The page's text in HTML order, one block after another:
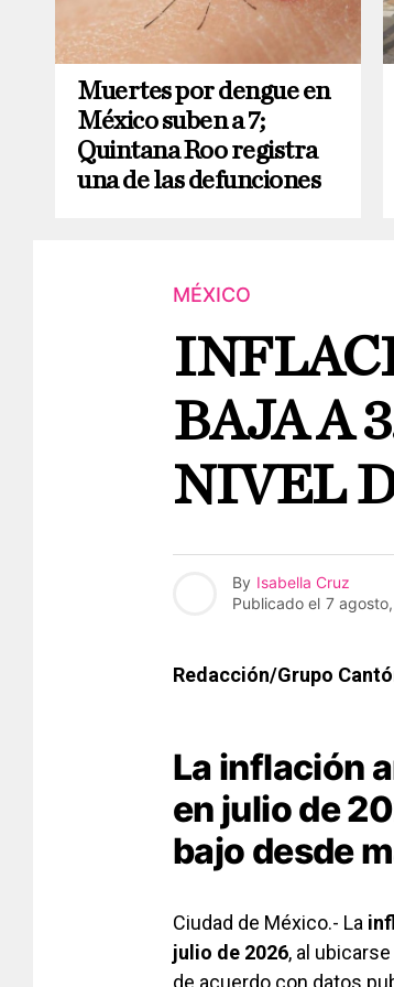
Muertes por dengue en
México suben a 7;
Quintana Roo registra
una de las defunciones
MÉXICO
BAJA A
NIVEL
By Isabella Cruz
Publicado el 7
Redacción/Grupo
La inflación
en julio de
bajo desde
Ciudad de México.- La
julio de 2026, al
de acuerdo con datos